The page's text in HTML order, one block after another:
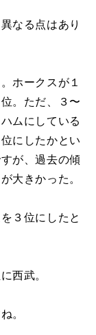
なる点はあり
ホークスが１
。ただ、３〜
ムにしている
にしたかとい
が、過去の傾
大きかった。
３位にしたと
西武。
。